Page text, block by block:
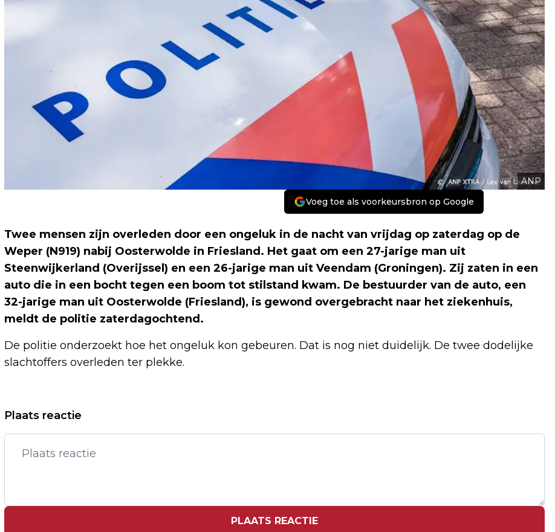
ANP
Voeg toe als voorkeursbron op Google
Twee mensen zijn overleden door een ongeluk in de nacht van vrijdag op zaterdag op de
Weper (N919) nabij Oosterwolde in Friesland. Het gaat om een 27-jarige man uit
Steenwijkerland (Overijssel) en een 26-jarige man uit Veendam (Groningen). Zij zaten in een
auto die in een bocht tegen een boom tot stilstand kwam. De bestuurder van de auto, een
32-jarige man uit Oosterwolde (Friesland), is gewond overgebracht naar het ziekenhuis,
meldt de politie zaterdagochtend.
De politie onderzoekt hoe het ongeluk kon gebeuren. Dat is nog niet duidelijk. De twee dodelijke
slachtoffers overleden ter plekke.
Vorig artikel
REUZENRAD IN ENSCHEDE STAAT BIJNA
TWEE UUR STIL, GEEN GEWONDEN
ING: PESSIMISME BIJ PARTICULIERE
Plaats reactie
PLAATS REACTIE